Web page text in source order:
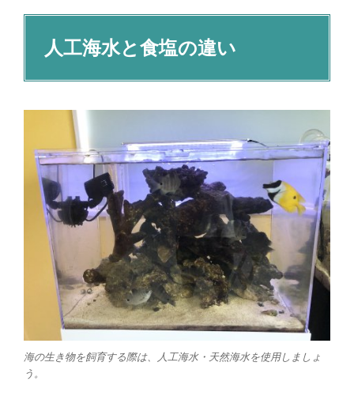
人工海水と食塩の違い
海の生き物を飼育する際は、人工海水・天然海水を使用しましょ
う。